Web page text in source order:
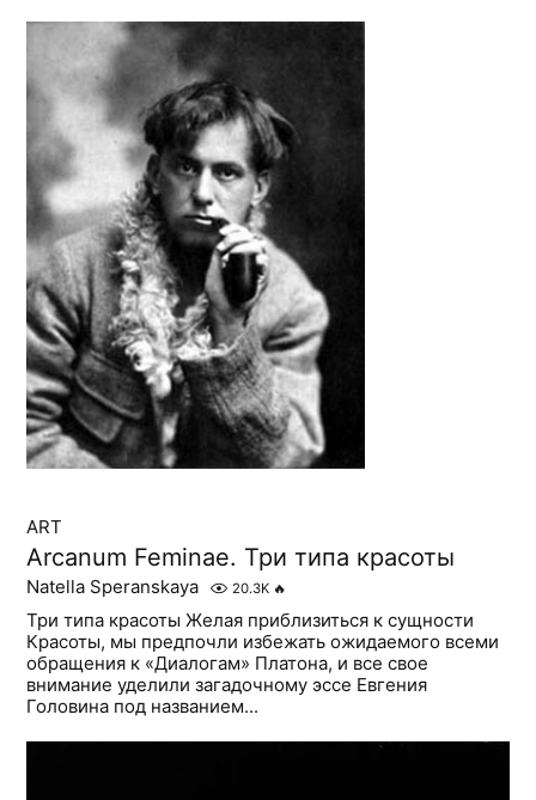
ART
Arcanum Feminae. Три типа красоты
Natella Speranskaya 20.3K 🔥
Три типа красоты Желая приблизиться к сущности
Красоты, мы предпочли избежать ожидаемого всеми
обращения к «Диалогам» Платона, и все свое
внимание уделили загадочному эссе Евгения
Головина под названием...